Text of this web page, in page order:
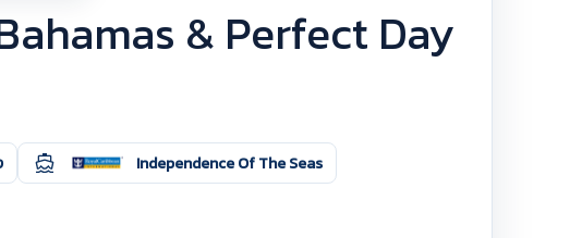
& Perfect Day
Independence Of The Seas